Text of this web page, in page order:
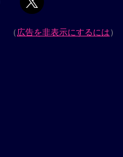
（広告を非表示にするには）